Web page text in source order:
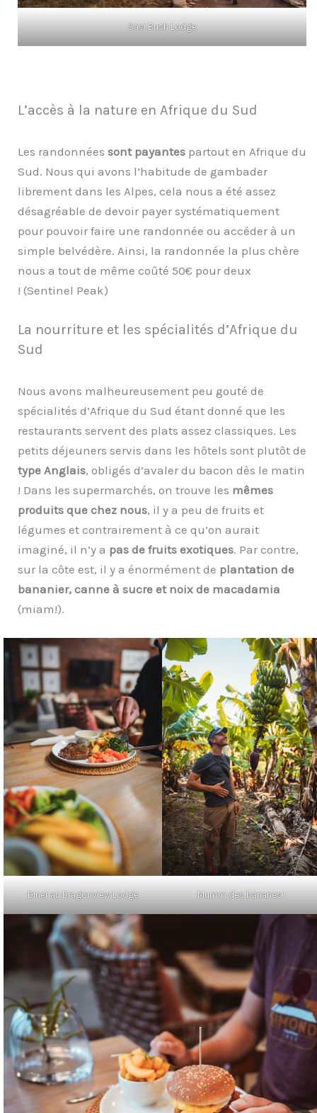
Sasi Bush Lodge
L’accès à la nature en Afrique du Sud
Les randonnées sont payantes partout en Afrique du
Sud. Nous qui avons l’habitude de gambader
librement dans les Alpes, cela nous a été assez
désagréable de devoir payer systématiquement
pour pouvoir faire une randonnée ou accéder à un
simple belvédère. Ainsi, la randonnée la plus chère
nous a tout de même coûté 50€ pour deux
! (Sentinel Peak)
La nourriture et les spécialités d’Afrique du
Sud
Nous avons malheureusement peu gouté de
spécialités d’Afrique du Sud étant donné que les
restaurants servent des plats assez classiques. Les
petits déjeuners servis dans les hôtels sont plutôt de
type Anglais, obligés d’avaler du bacon dès le matin
! Dans les supermarchés, on trouve les mêmes
produits que chez nous, il y a peu de fruits et
légumes et contrairement à ce qu’on aurait
imaginé, il n’y a pas de fruits exotiques. Par contre,
sur la côte est, il y a énormément de plantation de
bananier, canne à sucre et noix de macadamia
(miam!).
Diner au Dragonview Lodge Mumm des bananes !